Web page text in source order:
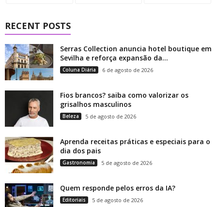
RECENT POSTS
Serras Collection anuncia hotel boutique em
Sevilha e reforça expansão da...
Coluna Diária 6 de agosto de 2026
Fios brancos? saiba como valorizar os
grisalhos masculinos
Beleza 5 de agosto de 2026
Aprenda receitas práticas e especiais para o
dia dos pais
Gastronomia 5 de agosto de 2026
Quem responde pelos erros da IA?
Editoriais 5 de agosto de 2026